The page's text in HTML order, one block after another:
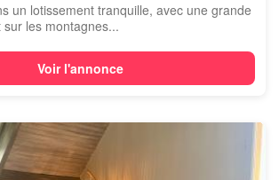
un lotissement tranquille, avec une grande
les montagnes...
Voir l'annonce